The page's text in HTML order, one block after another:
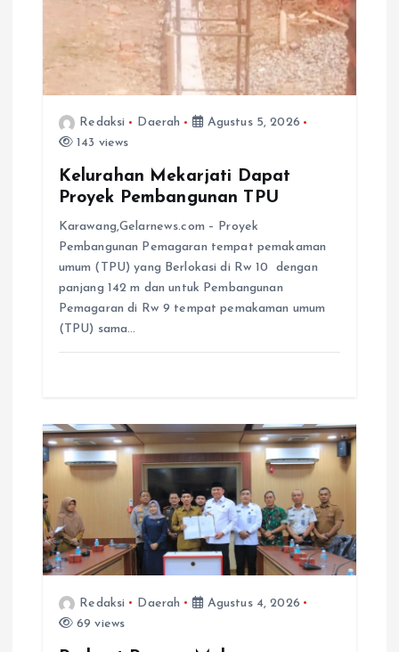
Redaksi Daerah
Agustus 5, 2026
143 views
Kelurahan Mekarjati Dapat
Proyek Pembangunan TPU
Karawang,Gelarnews.com – Proyek
Pembangunan Pemagaran tempat pemakaman
umum (TPU) yang Berlokasi di Rw 10 dengan
panjang 142 m dan untuk Pembangunan
Pemagaran di Rw 9 tempat pemakaman umum
(TPU) sama…
Redaksi Daerah
Agustus 4, 2026
69 views